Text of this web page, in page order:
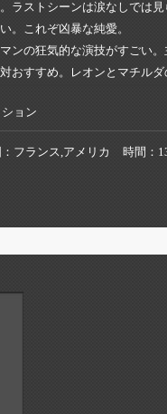
ラストシーンは涙なしでは見
。これぞ凶暴な純愛。
ンの狂気的な演技がすごい
おすすめ。レオンとマチル
ョン
フランス,アメリカ 時間